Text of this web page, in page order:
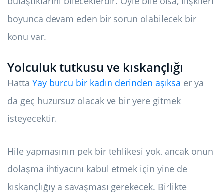
boyunca devam eden bir sorun olabilecek bir
konu var.
Yolculuk tutkusu ve kıskançlığı
Hatta Yay burcu bir kadın derinden aşıksa er ya
da geç huzursuz olacak ve bir yere gitmek
isteyecektir.
Hile yapmasının pek bir tehlikesi yok, ancak onun
dolaşma ihtiyacını kabul etmek için yine de
kıskançlığıyla savaşması gerekecek. Birlikte